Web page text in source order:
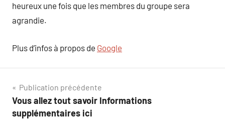
heureux une fois que les membres du groupe sera
agrandie.
Plus d’infos à propos de Google
Navigation
de
Publication précédente
Vous allez tout savoir Informations
supplémentaires ici